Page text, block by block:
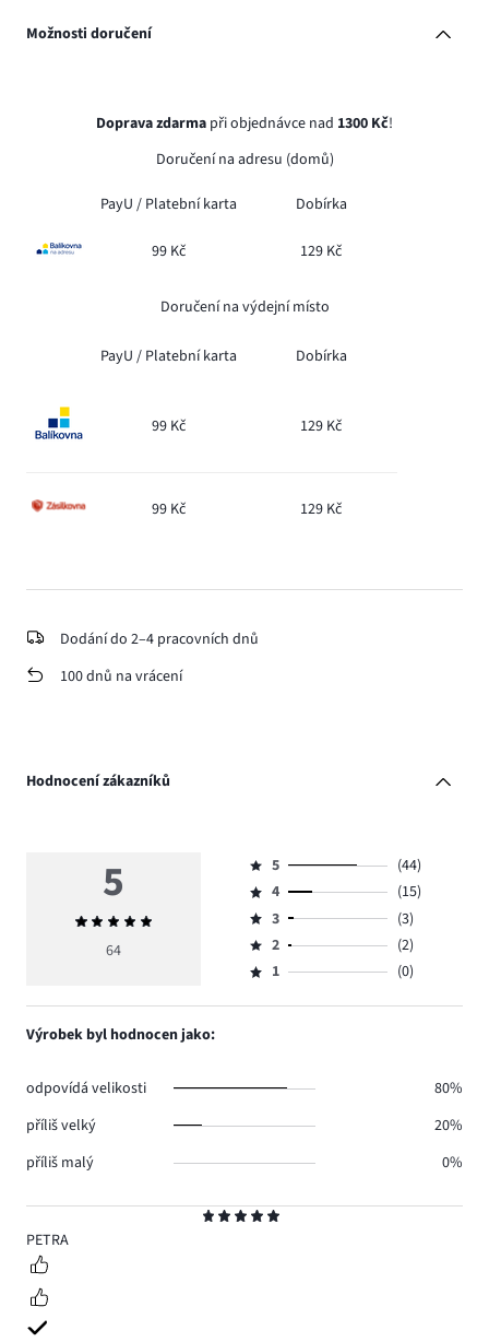
Možnosti doručení
Doprava zdarma při objednávce nad 1300 Kč!
Doručení na adresu (domů)
PayU / Platební karta Dobírka
99 Kč 129 Kč
Doručení na výdejní místo
PayU / Platební karta Dobírka
99 Kč 129 Kč
99 Kč 129 Kč
Dodání do 2–4 pracovních dnů
100 dnů na vrácení
Hodnocení zákazníků
5
PETRA
5
Průměrné
hodnocení
64
Hodnocení
5,
počet
hlasů
44.
5
(44)
Hodnocení
4,
počet
hlasů
4
(15)
Hodnocení
3,
počet
3
(3)
Hodnocení
2,
2
(2)
Hodnocení
1,
1 (0)
Výrobek byl hodnocen jako:
odpovídá velikosti
80%
příliš velký
20%
příliš malý
0%